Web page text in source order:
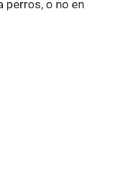
perros, o no en